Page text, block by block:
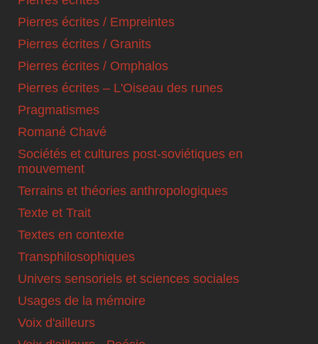
Pierres écrites / Empreintes
Pierres écrites / Granits
Pierres écrites / Omphalos
Pierres écrites – L'Oiseau des runes
Pragmatismes
Romané Chavé
Sociétés et cultures post-soviétiques en
mouvement
Terrains et théories anthropologiques
Texte et Trait
Textes en contexte
Transphilosophiques
Univers sensoriels et sciences sociales
Usages de la mémoire
Voix d'ailleurs